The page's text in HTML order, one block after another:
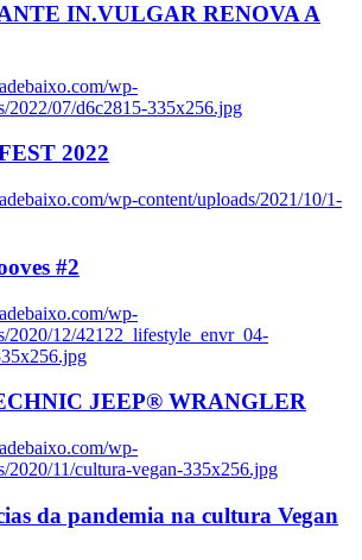
IN.VULGAR RENOVA A
wp-
2022/07/d6c2815-335x256.jpg
2022
wp-content/uploads/2021/10/1-
#2
wp-
2020/12/42122_lifestyle_envr_04-
JEEP® WRANGLER
wp-
2020/11/cultura-vegan-335x256.jpg
da pandemia na cultura Vegan